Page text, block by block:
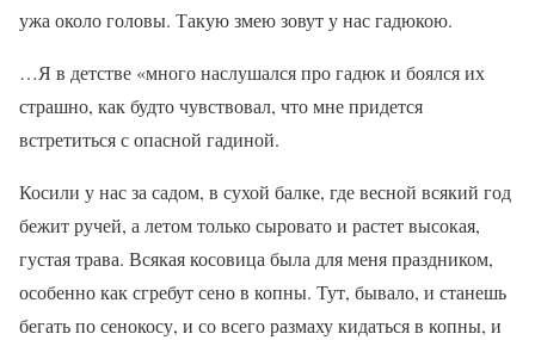
ужа около головы. Такую змею зовут у нас гадюкою.
…Я в детстве «много наслушался про гадюк и боялся их
страшно, как будто чувствовал, что мне придется
встретиться с опасной гадиной.
Косили у нас за садом, в сухой балке, где весной всякий год
бежит ручей, а летом только сыровато и растет высокая,
густая трава. Всякая косовица была для меня праздником,
особенно как сгребут сено в копны. Тут, бывало, и станешь
бегать по сенокосу, и со всего размаху кидаться в копны, и